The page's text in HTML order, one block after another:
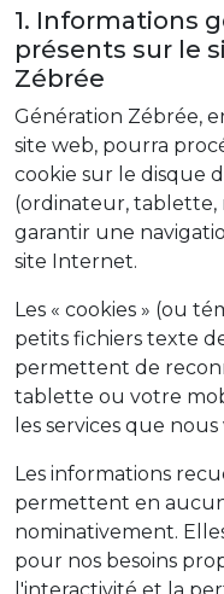
1. Informations
présents sur le
Zébrée
Génération Zébrée,
site web, pourra
cookie sur le disque
(ordinateur, tablette,
garantir une
site Internet.
Les « cookies » (ou
petits fichiers texte
permettent de
tablette ou votre
les services que
Les informations
permettent en
nominativement.
pour nos besoins